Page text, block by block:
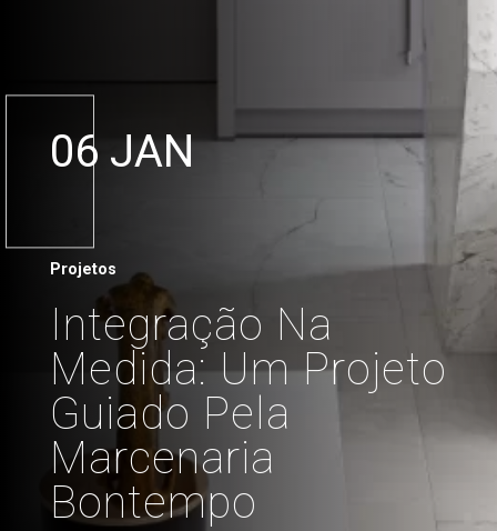
06 JAN
Projetos
Integração Na
Medida: Um Projeto
Guiado Pela
Marcenaria
Bontempo